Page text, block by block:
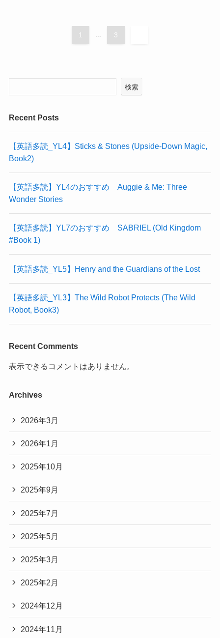
1 3
検索
Recent Posts
【英語多読_YL4】Sticks & Stones (Upside-Down Magic,
Book2)
【英語多読】YL4のおすすめ Auggie & Me: Three
Wonder Stories
【英語多読】YL7のおすすめ SABRIEL (Old Kingdom
#Book 1)
【英語多読_YL5】Henry and the Guardians of the Lost
【英語多読_YL3】The Wild Robot Protects (The Wild
Robot, Book3)
Recent Comments
表示できるコメントはありません。
Archives
2026年3月
2026年1月
2025年10月
2025年9月
2025年7月
2025年5月
2025年3月
2025年2月
2024年12月
2024年11月